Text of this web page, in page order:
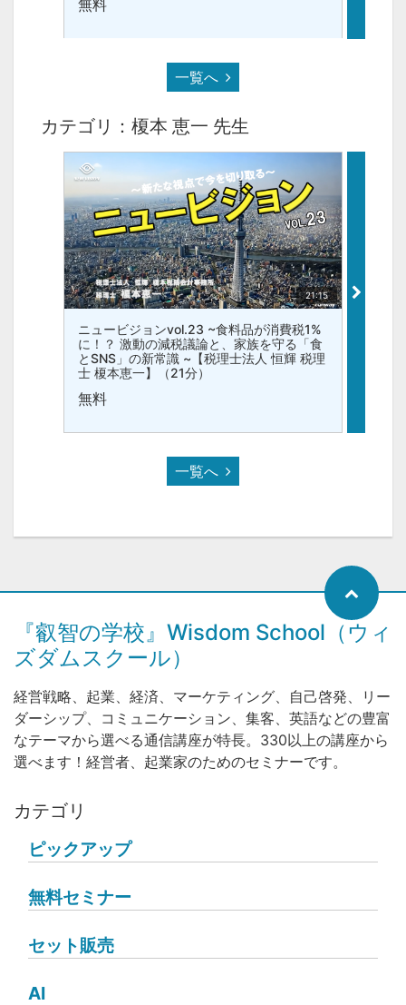
無料
一覧へ
カテゴリ：榎本 恵一 先生
21:15
ニュービジョンvol.23 ~食料品が消費税1%
に！？ 激動の減税議論と、家族を守る「食
とSNS」の新常識 ~【税理士法人 恒輝 税理
士 榎本恵一】（21分）
無料
一覧へ
『叡智の学校』Wisdom School（ウィ
ズダムスクール）
経営戦略、起業、経済、マーケティング、自己啓発、リー
ダーシップ、コミュニケーション、集客、英語などの豊富
なテーマから選べる通信講座が特長。330以上の講座から
選べます！経営者、起業家のためのセミナーです。
カテゴリ
ピックアップ
無料セミナー
セット販売
AI